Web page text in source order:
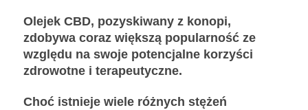
Olejek CBD, pozyskiwany z konopi,
zdobywa coraz większą popularność ze
względu na swoje potencjalne korzyści
zdrowotne i terapeutyczne.
Choć istnieje wiele różnych stężeń